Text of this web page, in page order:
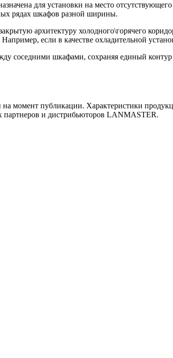
для установки на место
рядах шкафов разной ширины.
архитектуру холодного\горячего
если в качестве охладительной
соседними шкафами, сохраняя единый
момент публикации. Характеристики
и дистрибьюторов LANMASTER.